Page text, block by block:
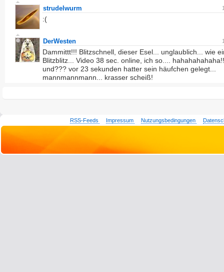
strudelwurm
:(
DerWesten
Dammittt!!! Blitzschnell, dieser Esel... unglaublich... wie
Blitzblitz... Video 38 sec. online, ich so....
und??? vor 23 sekunden hatter sein häufchen gelegt...
mannmannmann... krasser scheiß!
RSS-Feeds Impressum Nutzungsbedingungen